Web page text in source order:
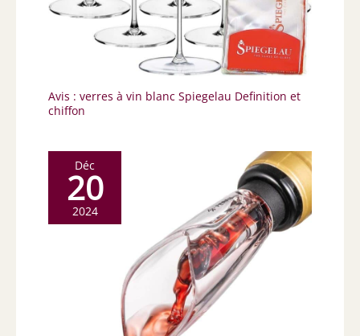
Avis : verres à vin blanc Spiegelau Definition et
chiffon
Déc
20
2024